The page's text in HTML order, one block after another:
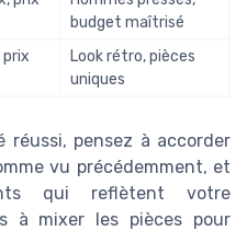
budget maîtrisé
prix
Look rétro, pièces
uniques
réussi, pensez à accorder
vu précédemment, et
qui reflètent votre
à mixer les pièces pour